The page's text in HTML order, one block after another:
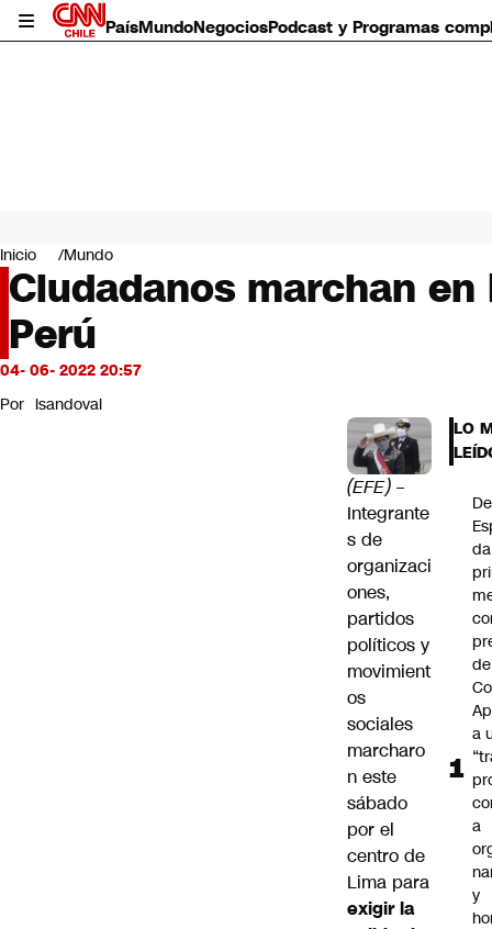
PaísMundoNegociosPodcast y Programas
Mundo
Negocios
Deportes
Programas completos
Cultura
Servicios
Bits
CNN Data
Inicio Mundo
Ciudadanos marchan
Perú
04- 06- 2022 20:57
Por lsandoval
(EFE) –
Integrante
s de
organizaci
ones,
partidos
políticos y
movimient
os
sociales
marcharo
n este
sábado
por el
centro de
Lima para
exigir la
LO
de
a
a
y